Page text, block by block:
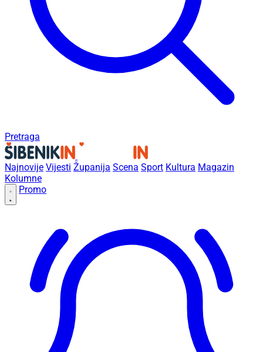
Pretraga
Najnovije Vijesti Županija Scena Sport Kultura Magazin
Kolumne
Promo